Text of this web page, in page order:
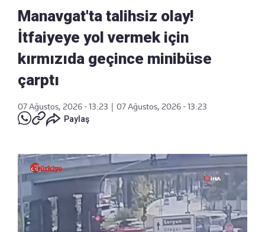
Manavgat'ta talihsiz olay!
İtfaiyeye yol vermek için
kırmızıda geçince minibüse
çarptı
07 Ağustos, 2026 - 13:23
07 Ağustos, 2026 - 13:23
Paylaş